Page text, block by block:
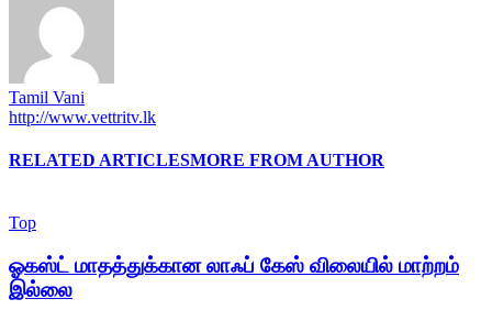
Tamil Vani
http://www.vettritv.lk
RELATED ARTICLESMORE FROM AUTHOR
Top
ஓகஸ்ட் மாதத்துக்கான லாஃப் கேஸ் விலையில் மாற்றம்
இல்லை